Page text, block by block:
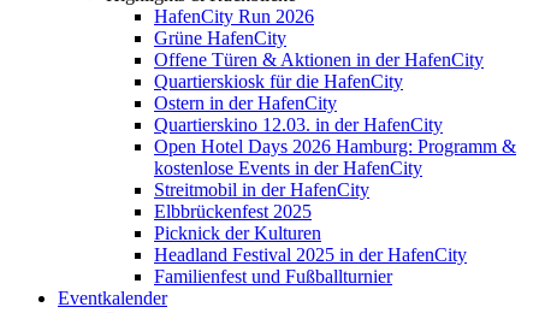
HafenCity Run 2026
Grüne HafenCity
Offene Türen & Aktionen in der HafenCity
Quartierskiosk für die HafenCity
Ostern in der HafenCity
Quartierskino 12.03. in der HafenCity
Open Hotel Days 2026 Hamburg: Programm &
kostenlose Events in der HafenCity
Streitmobil in der HafenCity
Elbbrückenfest 2025
Picknick der Kulturen
Headland Festival 2025 in der HafenCity
Familienfest und Fußballturnier
Eventkalender